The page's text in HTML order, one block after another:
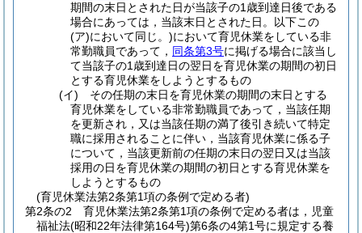
期間の末日とされた日が当該子の1歳到達日後である
場合にあっては，当該末日とされた日。以下この
(ア)において同じ。)において育児休業をしている非
常勤職員であって， 同条第3号に掲げる場合に該当し
て当該子の1歳到達日の翌日を育児休業の期間の初日
とする育児休業をしようとするもの
(イ)
その任期の末日を育児休業の期間の末日とする
育児休業をしている非常勤職員であって，当該任期
を更新され，又は当該任期の満了後引き続いて特定
職に採用されることに伴い，当該育児休業に係る子
について，当該更新前の任期の末日の翌日又は当該
採用の日を育児休業の期間の初日とする育児休業を
しようとするもの
(育児休業法第2条第1項の条例で定める者)
第2条の2
育児休業法第2条第1項の条例で定める者は，児童
福祉法(昭和22年法律第164号)第6条の4第1号に規定する養